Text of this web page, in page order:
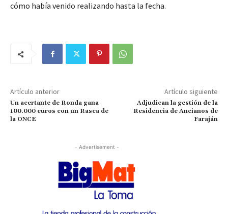
cómo había venido realizando hasta la fecha.
Artículo anterior
Un acertante de Ronda gana
100.000 euros con un Rasca de
la ONCE
Artículo siguiente
Adjudican la gestión de la
Residencia de Ancianos de
Faraján
- Advertisement -